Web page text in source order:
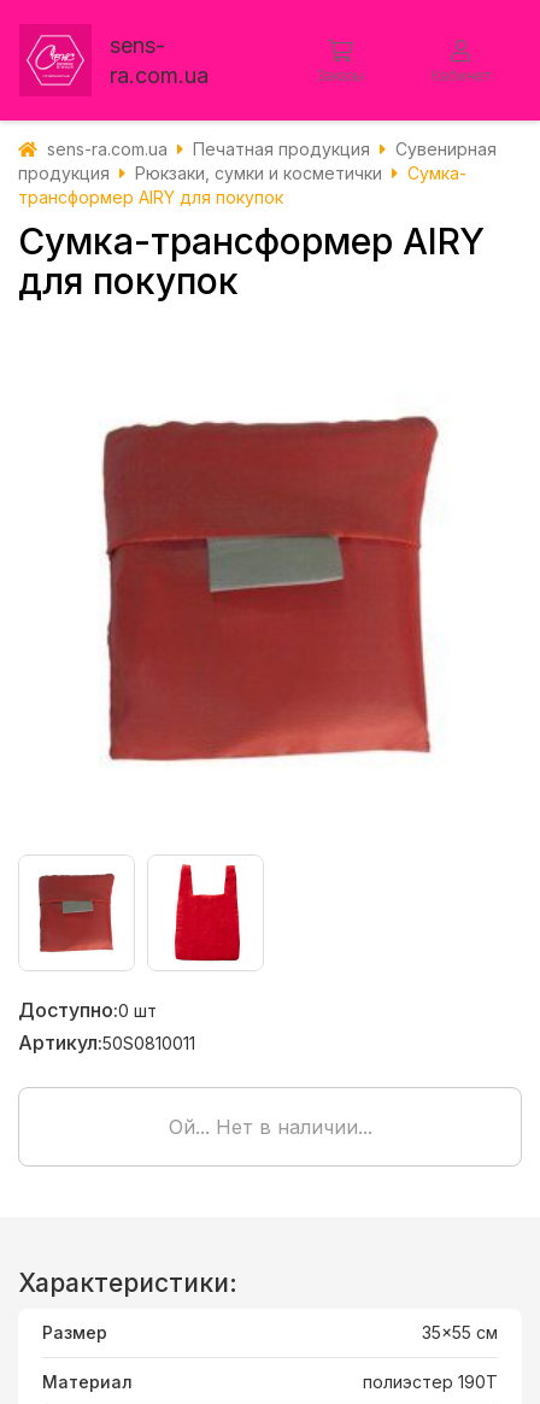
sens-
ra.com.ua
Заказы Кабинет
sens-ra.com.ua Печатная продукция
Сувенирная
продукция
Рюкзаки, сумки и косметички
Сумка-
трансформер AIRY для покупок
Сумка-трансформер AIRY
для покупок
Доступно:0 шт
Артикул:50S0810011
Ой... Нет в наличии...
Характеристики:
Размер 35x55 cм
Материал полиэстер 190T